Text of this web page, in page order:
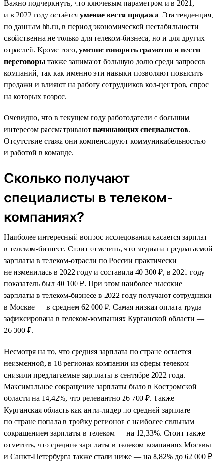
Важно подчеркнуть, что ключевым параметром и в 2021,
и в 2022 году остаётся умение вести продажи. Эта тенденция,
по данным hh.ru, в период экономической нестабильности
свойственна не только для телеком-бизнеса, но и для других
отраслей. Кроме того, умение говорить грамотно и вести
переговоры также занимают большую долю среди запросов
компаний, так как именно эти навыки позволяют повысить
продажи и влияют на работу сотрудников кол-центров, спрос
на которых возрос.
Очевидно, что в текущем году работодатели с большим
интересом рассматривают начинающих специалистов.
Отсутствие стажа они компенсируют коммуникабельностью
и работой в команде.
Сколько получают
специалисты в телеком-
компаниях?
Наиболее интересный вопрос исследования касается зарплат
в телеком-бизнесе. Стоит отметить, что медиана предлагаемой
зарплаты в телеком-отрасли по России практически
не изменилась в 2022 году и составила 40 300 ₽, в 2021 году
показатель был 40 100 ₽. При этом наиболее высокие
зарплаты в телеком-бизнесе в 2022 году получают сотрудники
в Москве — в среднем 62 000 ₽. Самая низкая оплата труда
зафиксирована в телеком-компаниях Курганской области —
26 300 ₽.
Несмотря на то, что средняя зарплата по стране остается
неизменной, в 18 регионах компании из сферы телеком
снизили предлагаемые зарплаты в сентябре 2022 года.
Максимальное сокращение зарплаты было в Костромской
области на 14,42%, что релевантно 26 700 ₽. Также
Курганская область как анти-лидер по средней зарплате
по стране попала в тройку регионов с наиболее сильным
сокращением зарплаты в телеком — на 12,33%. Стоит также
отметить, что средние зарплаты в телеком-компаниях Москвы
и Санкт-Петербурга также стали ниже — на 8,82% до 62 000 ₽